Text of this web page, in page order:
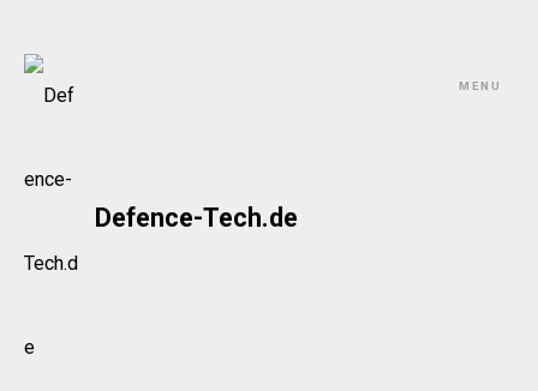
Skip
Defence-Tech.de
MENU